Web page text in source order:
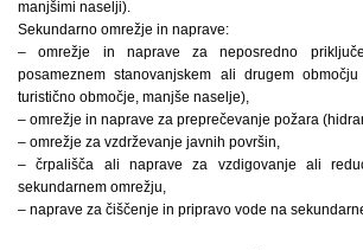
manjšimi naselji).
Sekundarno omrežje in naprave:
– omrežje in naprave za neposredno
posameznem stanovanjskem ali drugem območju
turistično območje, manjše naselje),
– omrežje in naprave za preprečevanje požara
– omrežje za vzdrževanje javnih površin,
– črpališča ali naprave za vzdigovanje ali
sekundarnem omrežju,
– naprave za čiščenje in pripravo vode na